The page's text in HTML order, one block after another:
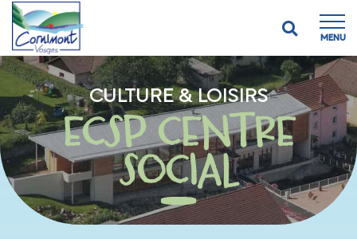
MENU
CULTURE & LOISIRS
ECSP CENTRE
SOCIAL